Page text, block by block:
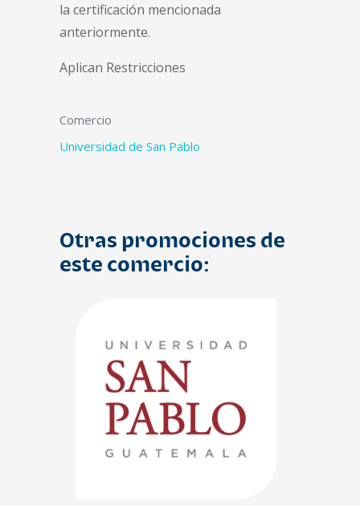
la certificación mencionada
anteriormente.
Aplican Restricciones
Comercio
Universidad de San Pablo
Otras promociones de
este comercio: